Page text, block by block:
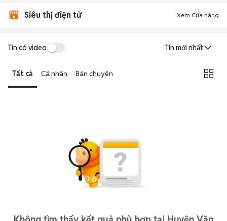
Siêu thị điện tử Xem Cửa hàng
Tin có video Tin mới nhất
Tất cả Cá nhân Bán chuyên